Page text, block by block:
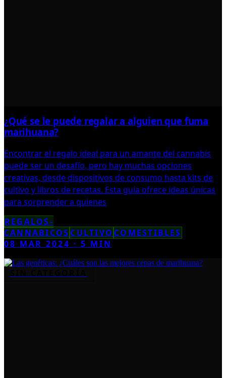
¿Qué se le puede regalar a alguien que fuma
marihuana?
Encontrar el regalo ideal para un amante del cannabis
puede ser un desafío, pero hay muchas opciones
creativas, desde dispositivos de consumo hasta kits de
cultivo y libros de recetas. Esta guía ofrece ideas únicas
para sorprender a quienes
REGALOS-
CANNABICOS CULTIVO COMESTIBLES
08 MAR 2024 ·5 MIN